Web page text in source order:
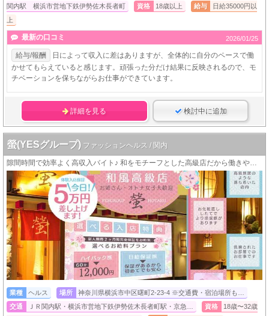
関内駅 横浜市営地下鉄伊勢佐木長者町
資格 18歳以上 給与
日給35000円以
上
最新の口コミ 2026/01/25
給与/報酬
日によって収入に差はありますが、全体的に自分のペースで働
かせてもらえていると感じます。頑張った分だけ結果に反映されるので、モ
チベーションを保ちながらお仕事ができています。
詳細を見る 検討中に追加
螢(YESグループ) ファッションヘルス / 関内
業種 ヘルス 場所
神奈川県横浜市中区曙町2-23-4 ※交通費・宿泊場所も…
交通
ＪＲ関内駅・横浜市営地下鉄伊勢佐木長者町駅・京急… 資格
18歳〜32歳